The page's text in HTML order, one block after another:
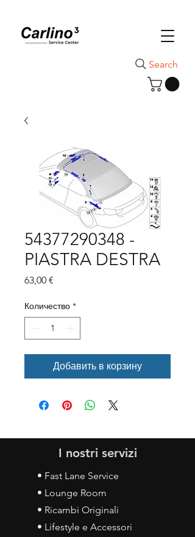
Search
54377290348 -
PIASTRA DESTRA
63,00 €
Количество *
Добавить в корзину
I nostri servizi
• Fast Lane Service
• Lounge Room
• Ricambi Originali
• Lifestyle e Accessori